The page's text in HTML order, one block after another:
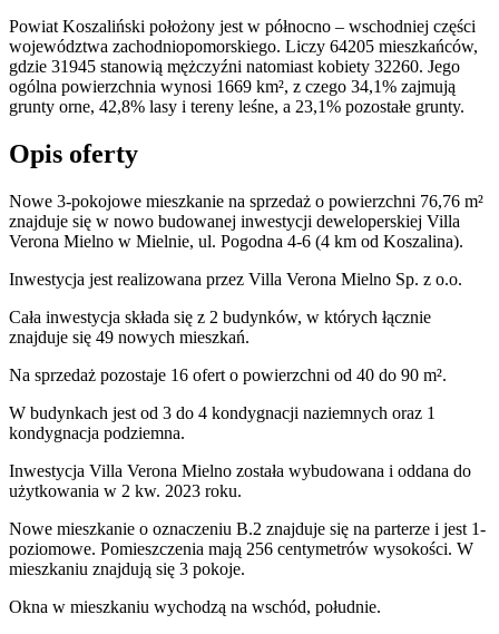
Powiat Koszaliński położony jest w pół­nocno – wschodniej części
województwa zachodniopomorskiego. Liczy 64205 mieszkańców,
gdzie 31945 stanowią mężczyźni natomiast kobiety 32260. Jego
ogólna powierzchnia wynosi 1669 km², z czego 34,1% zajmują
grunty orne, 42,8% lasy i tereny leśne, a 23,1% pozostałe grunty.
Opis oferty
Nowe 3-pokojowe mieszkanie na sprzedaż o powierzchni 76,76 m²
znajduje się w nowo budowanej inwestycji deweloperskiej Villa
Verona Mielno w Mielnie, ul. Pogodna 4-6 (4 km od Koszalina).
Inwestycja jest realizowana przez Villa Verona Mielno Sp. z o.o.
Cała inwestycja składa się z 2 budynków, w których łącznie
znajduje się 49 nowych mieszkań.
Na sprzedaż pozostaje 16 ofert o powierzchni od 40 do 90 m².
W budynkach jest od 3 do 4 kondygnacji naziemnych oraz 1
kondygnacja podziemna.
Inwestycja Villa Verona Mielno została wybudowana i oddana do
użytkowania w 2 kw. 2023 roku.
Nowe mieszkanie o oznaczeniu B.2 znajduje się na parterze i jest 1-
poziomowe. Pomieszczenia mają 256 centymetrów wysokości. W
mieszkaniu znajdują się 3 pokoje.
Okna w mieszkaniu wychodzą na wschód, południe.